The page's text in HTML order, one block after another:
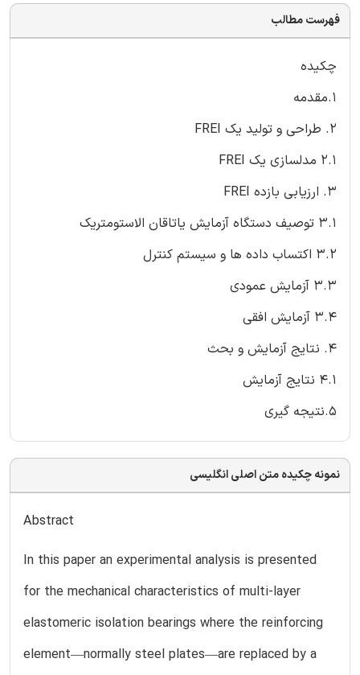
فهرست مطالب
چکیده
1.مقدمه
2. طراحی و تولید یک FREI
2.1 مدلسازی یک FREI
3. ارزیابی بازده FREI
3.1 توصیف دستگاه آزمایش یاتاقان الاستومتریک
3.2 اکتساب داده ها و سیستم کنترل
3.3 آزمایش عمودی
3.4 آزمایش افقی
4. نتایج آزمایش و بحث
4.1 نتایج آزمایش
5.نتیجه گیری
نمونه چکیده متن اصلی انگلیسی
Abstract
In this paper an experimental analysis is presented
for the mechanical characteristics of multi-layer
elastomeric isolation bearings where the reinforcing
element—normally steel plates—are replaced by a